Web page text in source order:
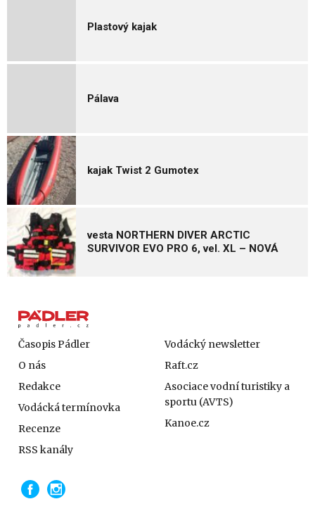
Plastový kajak
Pálava
kajak Twist 2 Gumotex
vesta NORTHERN DIVER ARCTIC
SURVIVOR EVO PRO 6, vel. XL – NOVÁ
Časopis Pádler
O nás
Redakce
Vodácká termínovka
Recenze
Vodácký newsletter
Raft.cz
Asociace vodní turistiky a
sportu (AVTS)
Kanoe.cz
RSS kanály